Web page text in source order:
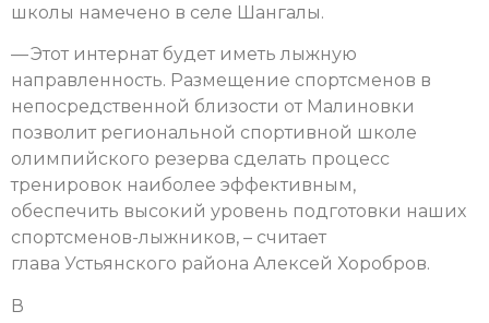
школы намечено в селе Шангалы.
— Этот интернат будет иметь лыжную
направленность. Размещение спортсменов в
непосредственной близости от Малиновки
позволит региональной спортивной школе
олимпийского резерва сделать процесс
тренировок наиболее эффективным,
обеспечить высокий уровень подготовки наших
спортсменов-лыжников, – считает
глава Устьянского района Алексей Хоробров.
В